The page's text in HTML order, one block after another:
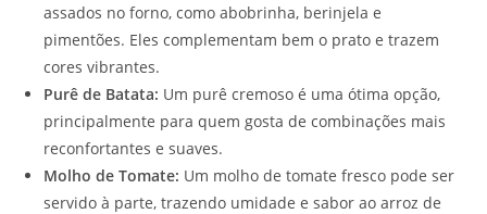
assados no forno, como abobrinha, berinjela e
pimentões. Eles complementam bem o prato e trazem
cores vibrantes.
Purê de Batata: Um purê cremoso é uma ótima opção,
principalmente para quem gosta de combinações mais
reconfortantes e suaves.
Molho de Tomate: Um molho de tomate fresco pode ser
servido à parte, trazendo umidade e sabor ao arroz de